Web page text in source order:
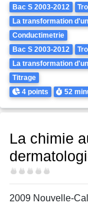
Theme
Bac S 2003-2012
La transformation
Conductimetrie
Bac S 2003-2012
La transformation
Titrage
Points
4 points Durée
52
La chimie
Difficulté
2009 Nouvelle-